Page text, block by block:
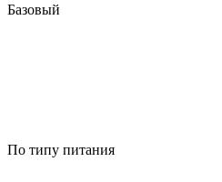
Базовый
По типу питания